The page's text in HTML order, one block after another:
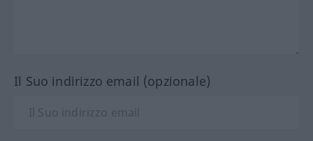
Il Suo indirizzo email (opzionale)